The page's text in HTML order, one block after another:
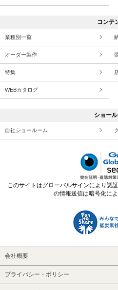
コンテ
業種別一覧
オーダー製作
特集
WEBカタログ
ショー
自社ショールーム
このサイトはグローバルサインにより認
の情報送信は暗号化に
会社概要
プライバシー・ポリシー